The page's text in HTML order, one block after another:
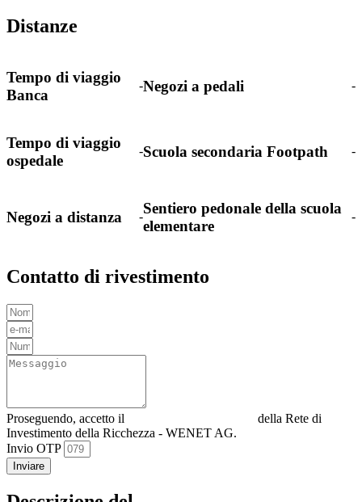
Distanze
Tempo di viaggio
Banca
-Negozi a pedali -
Tempo di viaggio
ospedale
-Scuola secondaria Footpath -
Negozi a distanza -Sentiero pedonale della scuola
elementare
-
Contatto di rivestimento
Proseguendo, accetto il
della Rete di
Investimento della Ricchezza - WENET AG.
Invio OTP
Inviare